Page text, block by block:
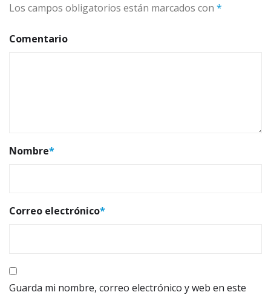
Los campos obligatorios están marcados con *
Comentario
Nombre*
Correo electrónico*
Guarda mi nombre, correo electrónico y web en este